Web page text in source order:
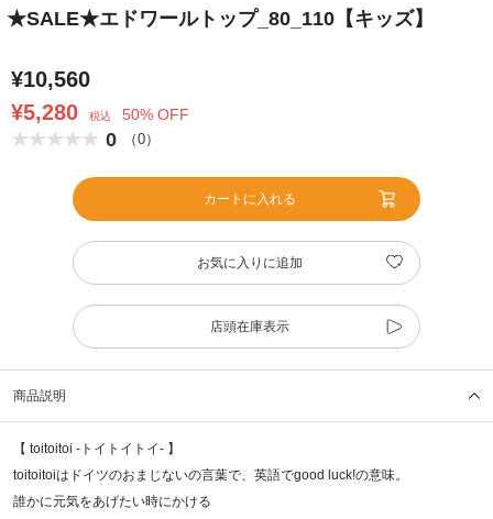
★SALE★エドワールトップ_80_110【キッズ】
¥10,560
¥5,280
税込 50% OFF
0 （0）
カートに入れる
お気に入りに追加
店頭在庫表示
商品説明
【 toitoitoi -トイトイトイ- 】
toitoitoiはドイツのおまじないの言葉で、英語でgood luck!の意味。
誰かに元気をあげたい時にかける